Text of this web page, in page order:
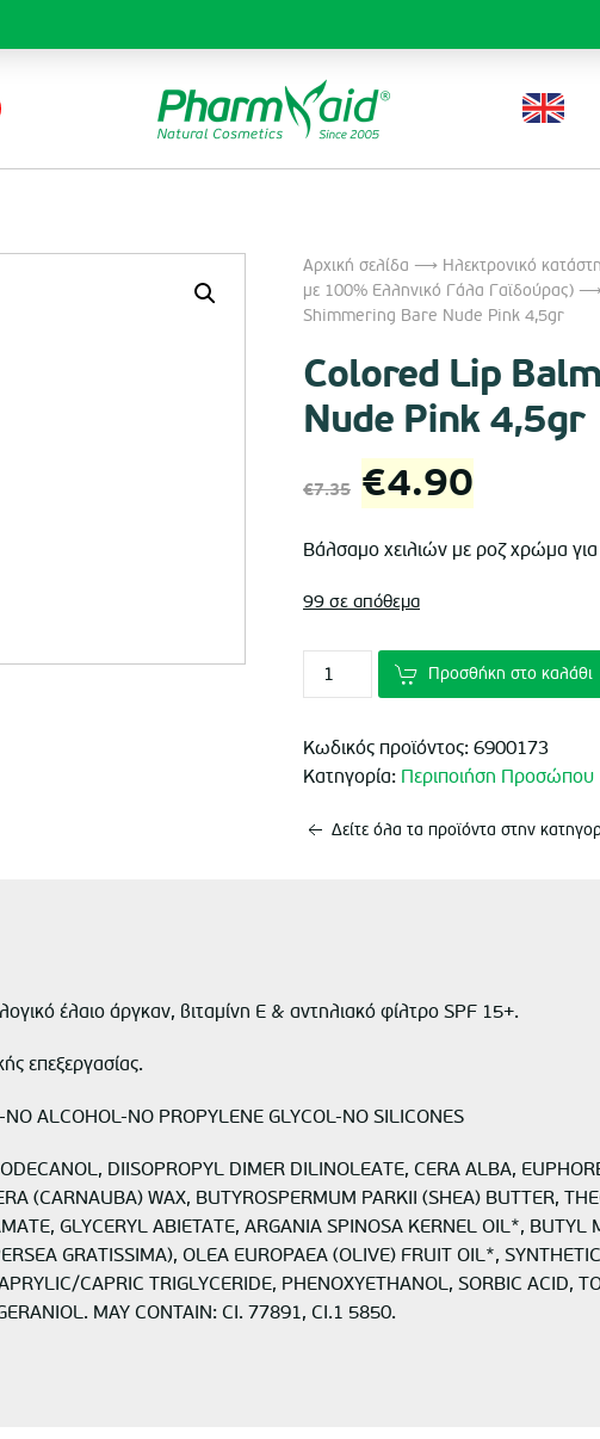
Αρχική σελίδα ⟶ Ηλεκτρονικό
με 100% Ελληνικό Γάλα Γαϊδoύρας)
Shimmering Bare Nude Pink 4,5gr
Colored Lip
Nude Pink 4,5gr
€7.35 Original
price
was:
€7.35.
€4.90
είναι:
€4.90.
Βάλσαμο χειλιών με ροζ χρώμα
99 σε απόθεμα
Προσθήκη στο καλάθι
Κωδικός προϊόντος: 6900173
Κατηγορία: Περιποιήση Προσώπου
Δείτε όλα τα προϊόντα στην
έλαιο άργκαν, βιταμίνη Ε & αντηλιακό φίλτρο SPF 15+.
επεξεργασίας.
ALCOHOL-ΝΟ PROPYLENE GLYCOL-NO SILICONES
DIISOPROPYL DIMER DILINOLEATE, CERA ALBA,
(CARNAUBA) WAX, BUTYROSPERMUM PARKII (SHEA) BUTTER,
GLYCERYL ABIETATE, ARGANIA SPINOSA KERNEL OIL*, BUTYL
GRATISSIMA), OLEA EUROPAEA (OLIVE) FRUIT OIL*,
CAPRIC TRIGLYCERIDE, PHENOXYETHANOL, SORBIC ACID,
MAY CONTAIN: CI. 77891, CI.1 5850.